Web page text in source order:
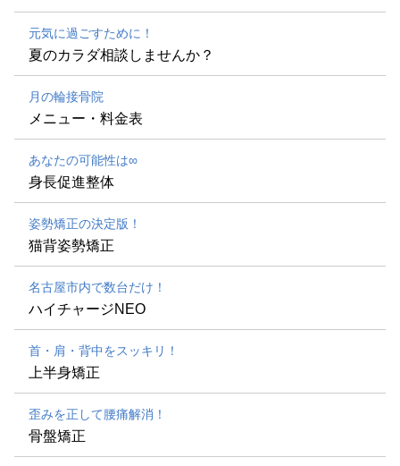
元気に過ごすために！
夏のカラダ相談しませんか？
月の輪接骨院
メニュー・料金表
あなたの可能性は∞
身長促進整体
姿勢矯正の決定版！
猫背姿勢矯正
名古屋市内で数台だけ！
ハイチャージNEO
首・肩・背中をスッキリ！
上半身矯正
歪みを正して腰痛解消！
骨盤矯正